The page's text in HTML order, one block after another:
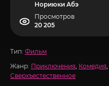
Нориюки Абэ
Просмотров
20 205
Тип: Фильм
Жанр: Приключения, Комедия,
Сверхъестественное